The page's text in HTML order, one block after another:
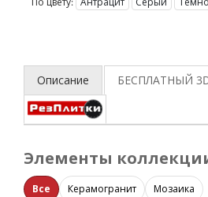
Описание БЕСПЛАТНЫЙ
Элементы
Все Керамогранит Мозаика